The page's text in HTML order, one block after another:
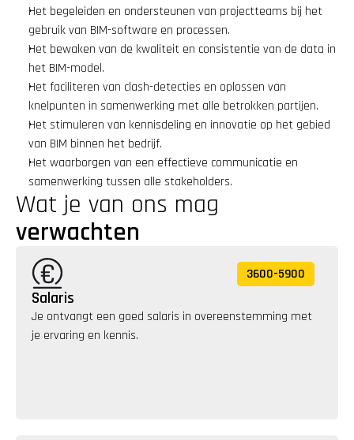
Het begeleiden en ondersteunen van projectteams bij het
gebruik van BIM-software en processen.
Het bewaken van de kwaliteit en consistentie van de data in
het BIM-model.
Het faciliteren van clash-detecties en oplossen van
knelpunten in samenwerking met alle betrokken partijen.
Het stimuleren van kennisdeling en innovatie op het gebied
van BIM binnen het bedrijf.
Het waarborgen van een effectieve communicatie en
samenwerking tussen alle stakeholders.
verwachten
3600-5900
Salaris
Je ontvangt een goed salaris in overeenstemming met
je ervaring en kennis.